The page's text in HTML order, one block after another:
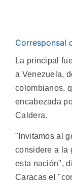
Corresponsal
La principal
a Venezuela,
colombianos,
encabezada
Caldera.
"Invitamos al
considere a la
esta nación",
Caracas el